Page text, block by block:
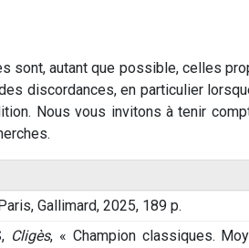
sont, autant que possible, celles
discordances, en particulier
Nous vous invitons à tenir
Gallimard, 2025, 189 p.
Cligès, « Champion classiques.